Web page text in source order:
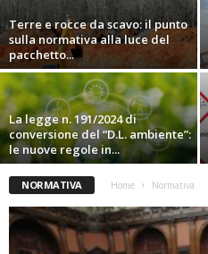
Terre e rocce da scavo: il punto
sulla normativa alla luce del
pacchetto...
La legge n. 191/2024 di
conversione del “D.L. ambiente”:
le nuove regole in...
NORMATIVA Home Normativa